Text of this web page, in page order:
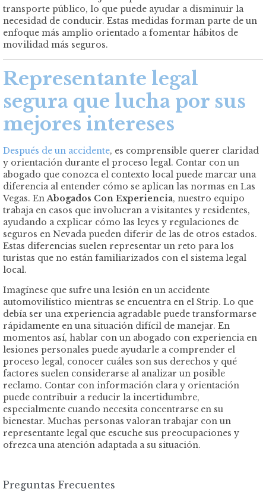
transporte público, lo que puede ayudar a disminuir la
necesidad de conducir. Estas medidas forman parte de un
enfoque más amplio orientado a fomentar hábitos de
movilidad más seguros.
Representante legal
segura que lucha por sus
mejores intereses
Después de un accidente, es comprensible querer claridad
y orientación durante el proceso legal. Contar con un
abogado que conozca el contexto local puede marcar una
diferencia al entender cómo se aplican las normas en Las
Vegas. EnAbogados Con Experiencia, nuestro equipo
trabaja en casos que involucran a visitantes y residentes,
ayudando a explicar cómo las leyes y regulaciones de
seguros en Nevada pueden diferir de las de otros estados.
Estas diferencias suelen representar un reto para los
turistas que no están familiarizados con el sistema legal
local.
Imagínese que sufre una lesión en un accidente
automovilístico mientras se encuentra en el Strip. Lo que
debía ser una experiencia agradable puede transformarse
rápidamente en una situación difícil de manejar. En
momentos así, hablar con un abogado con experiencia en
lesiones personales puede ayudarle a comprender el
proceso legal, conocer cuáles son sus derechos y qué
factores suelen considerarse al analizar un posible
reclamo. Contar con información clara y orientación
puede contribuir a reducir la incertidumbre,
especialmente cuando necesita concentrarse en su
bienestar. Muchas personas valoran trabajar con un
representante legal que escuche sus preocupaciones y
ofrezca una atención adaptada a su situación.
Preguntas Frecuentes